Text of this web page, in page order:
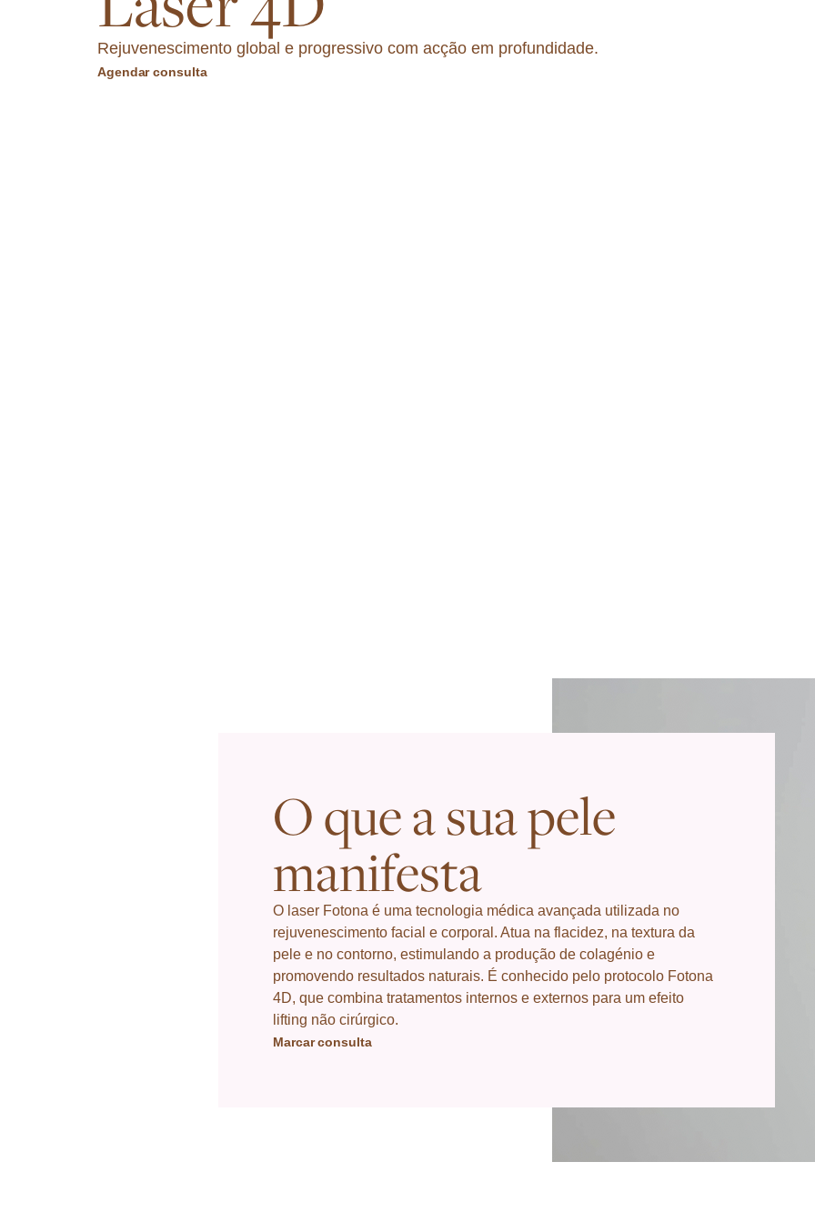
Rejuvenescimento global e progressivo com acção em profundidade.
Agendar consulta
O que a sua pele
manifesta
O laser Fotona é uma tecnologia médica avançada utilizada no
rejuvenescimento facial e corporal. Atua na flacidez, na textura da
pele e no contorno, estimulando a produção de colagénio e
promovendo resultados naturais. É conhecido pelo protocolo Fotona
4D, que combina tratamentos internos e externos para um efeito
lifting não cirúrgico.
Marcar consulta